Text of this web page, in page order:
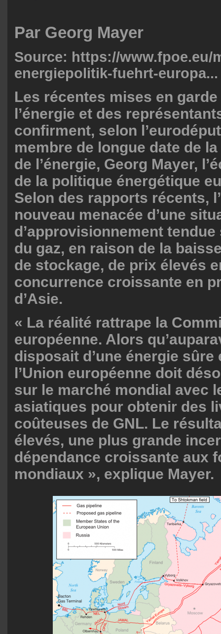
Par Georg Mayer
Source: https://www.fpoe.eu/
energiepolitik-fuehrt-europa...
Les récentes mises en
l’énergie et des
confirment, selon
membre de longue date de
de l’énergie, Georg Mayer,
de la politique énergétique
Selon des rapports récents,
nouveau menacée d’une
d’approvisionnement
du gaz, en raison de la
de stockage, de prix élevés
concurrence croissante en
d’Asie.
« La réalité rattrape la
européenne. Alors
disposait d’une énergie sûre
l’Union européenne doit
sur le marché mondial avec
asiatiques pour obtenir des
coûteuses de GNL. Le
élevés, une plus grande
dépendance croissante aux
mondiaux », explique Mayer.